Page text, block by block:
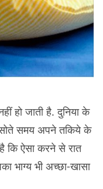
हो जाती है. दुनिया के
सोते समय अपने तकिये के
कि ऐसा करने से रात
भाग्य भी अच्छा-खासा